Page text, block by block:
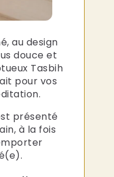
au design
douce et
Tasbih
pour vos
présenté
à la fois